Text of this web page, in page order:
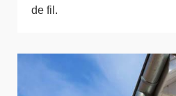
de fil.